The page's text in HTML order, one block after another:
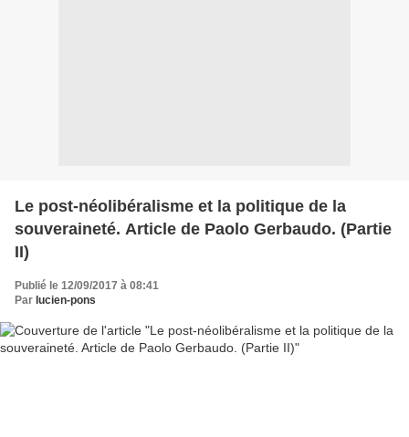
Le post-néolibéralisme et la politique de la
souveraineté. Article de Paolo Gerbaudo. (Partie
II)
Publié le 12/09/2017 à 08:41
Par lucien-pons